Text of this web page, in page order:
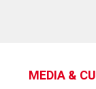
MEDIA &